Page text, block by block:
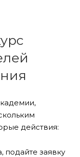
действия:
подайте заявку